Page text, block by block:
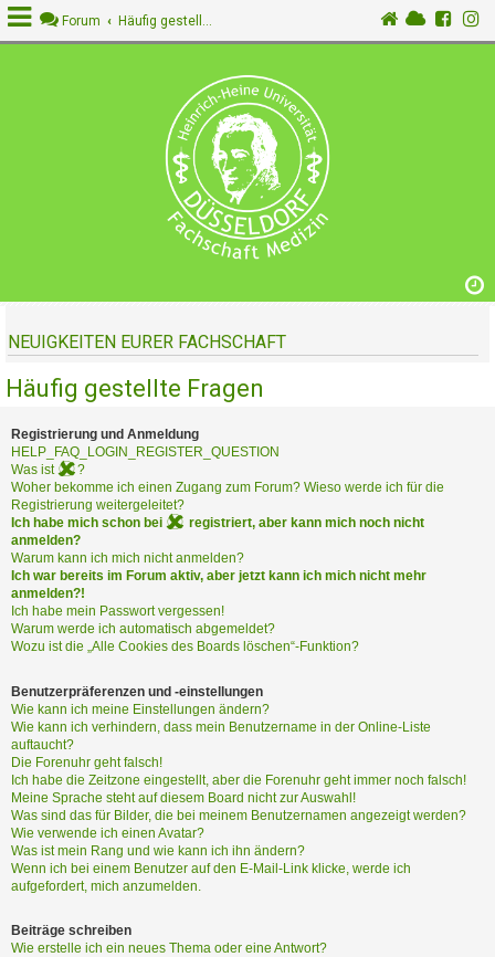
R
g
s
t
r
i
e
r
e
n
P
O
B
L
E
M
E
B
E
I
M
L
G
Forum Häufig gestellte Fragen
NEUIGKEITEN EURER FACHSCHAFT
Häufig gestellte Fragen
Registrierung und Anmeldung
HELP_FAQ_LOGIN_REGISTER_QUESTION
Was ist
?
Woher bekomme ich einen Zugang zum Forum? Wieso werde ich für die
Registrierung weitergeleitet?
Ich habe mich schon bei
registriert, aber kann mich noch nicht
anmelden?
Warum kann ich mich nicht anmelden?
Ich war bereits im Forum aktiv, aber jetzt kann ich mich nicht mehr
anmelden?!
Ich habe mein Passwort vergessen!
Warum werde ich automatisch abgemeldet?
Wozu ist die „Alle Cookies des Boards löschen“-Funktion?
Benutzerpräferenzen und -einstellungen
Wie kann ich meine Einstellungen ändern?
Wie kann ich verhindern, dass mein Benutzername in der Online-Liste
auftaucht?
Die Forenuhr geht falsch!
Ich habe die Zeitzone eingestellt, aber die Forenuhr geht immer noch falsch!
Meine Sprache steht auf diesem Board nicht zur Auswahl!
Was sind das für Bilder, die bei meinem Benutzernamen angezeigt werden?
Wie verwende ich einen Avatar?
Was ist mein Rang und wie kann ich ihn ändern?
Wenn ich bei einem Benutzer auf den E-Mail-Link klicke, werde ich
aufgefordert, mich anzumelden.
Beiträge schreiben
Wie erstelle ich ein neues Thema oder eine Antwort?